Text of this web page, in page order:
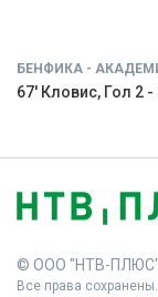
БЕНФИКА -
67' Кловис, Гол 2 -
© ООО "НТВ-ПЛЮС"
Все права сохранены.